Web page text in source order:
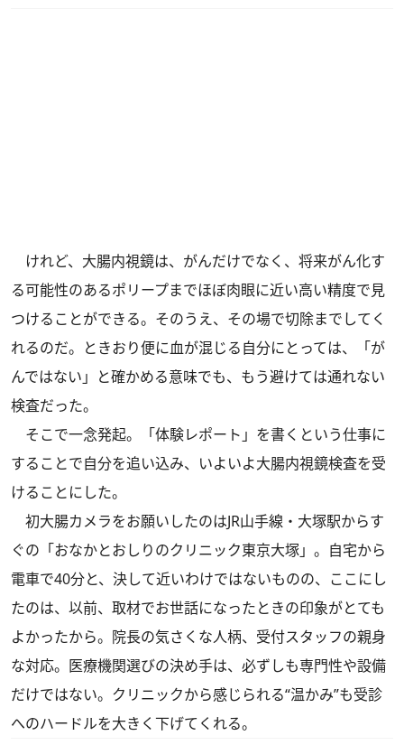
けれど、大腸内視鏡は、がんだけでなく、将来がん化す
る可能性のあるポリープまでほぼ肉眼に近い高い精度で見
つけることができる。そのうえ、その場で切除までしてく
れるのだ。ときおり便に血が混じる自分にとっては、「が
んではない」と確かめる意味でも、もう避けては通れない
検査だった。
そこで一念発起。「体験レポート」を書くという仕事に
することで自分を追い込み、いよいよ大腸内視鏡検査を受
けることにした。
初大腸カメラをお願いしたのはJR山手線・大塚駅からす
ぐの「おなかとおしりのクリニック東京大塚」。自宅から
電車で40分と、決して近いわけではないものの、ここにし
たのは、以前、取材でお世話になったときの印象がとても
よかったから。院長の気さくな人柄、受付スタッフの親身
な対応。医療機関選びの決め手は、必ずしも専門性や設備
だけではない。クリニックから感じられる“温かみ”も受診
へのハードルを大きく下げてくれる。